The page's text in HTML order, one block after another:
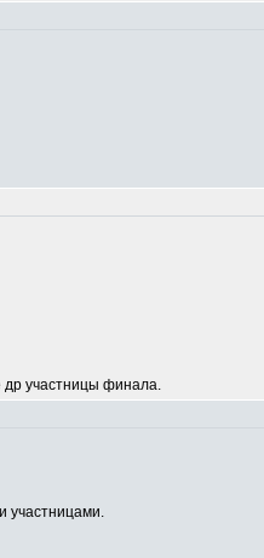
участницы финала.
участницами.